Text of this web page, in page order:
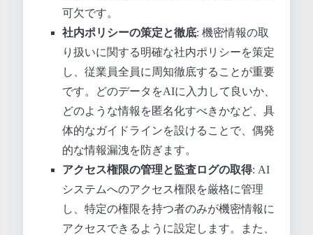
可欠です。
社内ポリシーの策定と徹底: 機密情報の取
り扱いに関する明確な社内ポリシーを策定
し、従業員全員に周知徹底することが重要
です。どのデータをAIに入力して良いか、
どのような情報を匿名化すべきかなど、具
体的なガイドラインを設けることで、偶発
的な情報漏洩を防ぎます。
アクセス権限の管理と監査ログの取得: AI
システムへのアクセス権限を厳格に管理
し、特定の権限を持つ者のみが機密情報に
アクセスできるように設定します。また、